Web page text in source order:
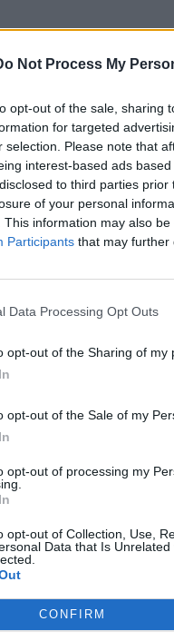
Not Process My
opt-out of the sale, sharing
for targeted
selection. Please note that
interest-based ads
to third parties
of your personal
This information may also
Participants that may further
Data Processing Opt Outs
opt-out of the Sharing of my
opt-out of the Sale of my
opt-out of processing my
opt-out of Collection, Use,
Data that Is
CONFIRM
contagioso
¿De verdad hacen